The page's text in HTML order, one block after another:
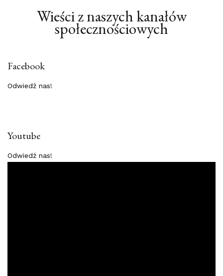
Wieści z naszych kanałów
społecznościowych
Facebook
Odwiedź nas!
Youtube
Odwiedź nas!